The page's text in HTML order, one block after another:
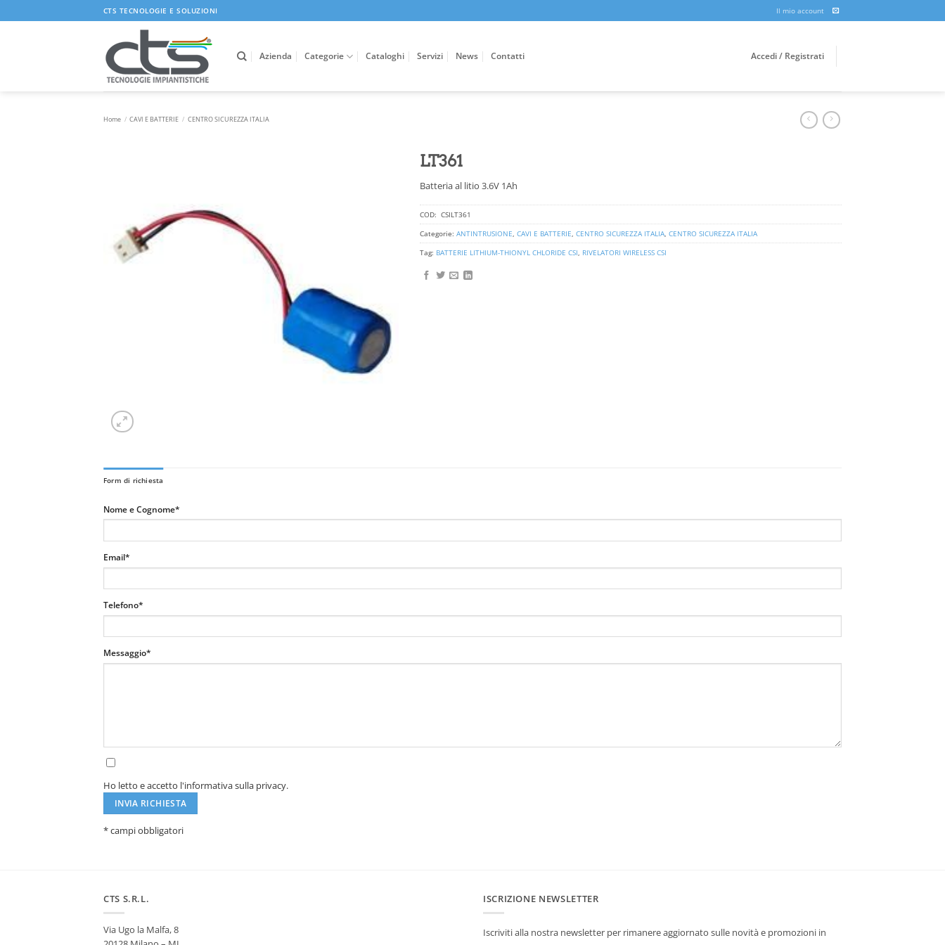
ai
CTS TECNOLOGIE E SOLUZIONI Il mio account
Azienda Categorie Cataloghi Servizi News Contatti Accedi / Registrati
Home / CAVI E BATTERIE / CENTRO SICUREZZA ITALIA
LT361
Batteria al litio 3.6V 1Ah
COD: CSILT361
Categorie: ANTINTRUSIONE CAVI E BATTERIE CENTRO SICUREZZA ITALIA CENTRO SICUREZZA ITALIA
Tag: BATTERIE LITHIUM-THIONYL CHLORIDE CSI RIVELATORI WIRELESS CSI
Form di richiesta
Nome e Cognome*
Email*
Telefono*
Messaggio*
Ho letto e accetto l'informativa sulla privacy.
* campi obbligatori
CTS S.R.L.
Via Ugo la Malfa, 8
ISCRIZIONE NEWSLETTER
Iscriviti alla nostra newsletter per rimanere aggiornato sulle novità e promozioni in